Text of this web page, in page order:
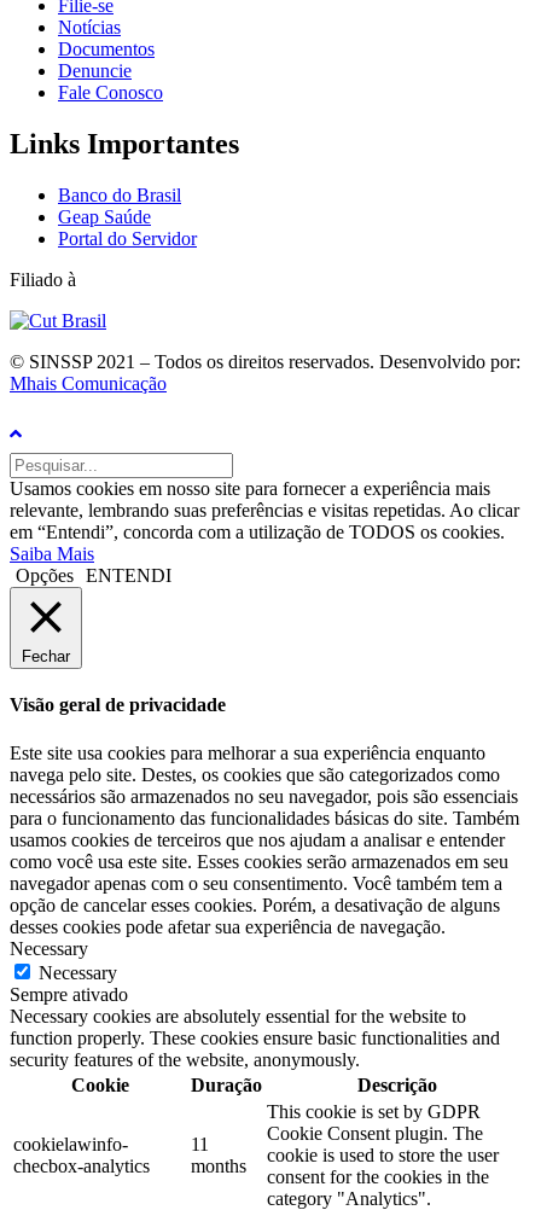
Filie-se
Notícias
Documentos
Denuncie
Fale Conosco
Links Importantes
Banco do Brasil
Geap Saúde
Portal do Servidor
Filiado à
© SINSSP 2021 – Todos os direitos reservados. Desenvolvido por:
Mhais Comunicação
Usamos cookies em nosso site para fornecer a experiência mais
relevante, lembrando suas preferências e visitas repetidas. Ao clicar
em “Entendi”, concorda com a utilização de TODOS os cookies.
Saiba Mais
Opções ENTENDI
Fechar
Visão geral de privacidade
Este site usa cookies para melhorar a sua experiência enquanto
navega pelo site. Destes, os cookies que são categorizados como
necessários são armazenados no seu navegador, pois são essenciais
para o funcionamento das funcionalidades básicas do site. Também
usamos cookies de terceiros que nos ajudam a analisar e entender
como você usa este site. Esses cookies serão armazenados em seu
navegador apenas com o seu consentimento. Você também tem a
opção de cancelar esses cookies. Porém, a desativação de alguns
desses cookies pode afetar sua experiência de navegação.
Necessary
Necessary
Sempre ativado
Necessary cookies are absolutely essential for the website to
function properly. These cookies ensure basic functionalities and
security features of the website, anonymously.
Cookie
Duração Descrição
cookielawinfo-
checbox-analytics
11
months
This cookie is set by GDPR
Cookie Consent plugin. The
cookie is used to store the user
consent for the cookies in the
category "Analytics".